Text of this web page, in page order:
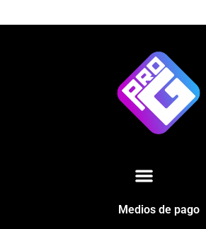
Medios de pago